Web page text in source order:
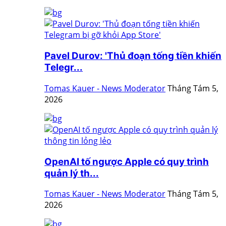
Pavel Durov: 'Thủ đoạn tống tiền khiến
Telegr...
Tomas Kauer - News ModeratorTháng Tám 5,
2026
OpenAI tố ngược Apple có quy trình
quản lý th...
Tomas Kauer - News ModeratorTháng Tám 5,
2026